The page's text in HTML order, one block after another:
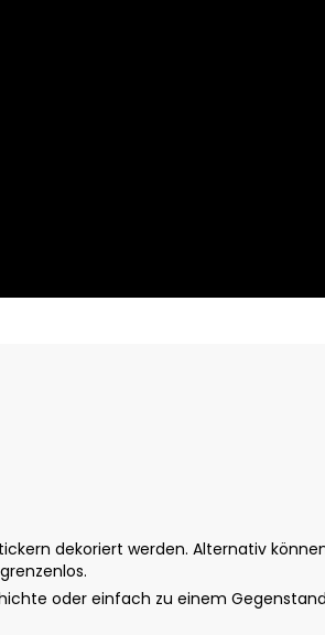
dekoriert werden. Alternativ
oder einfach zu einem